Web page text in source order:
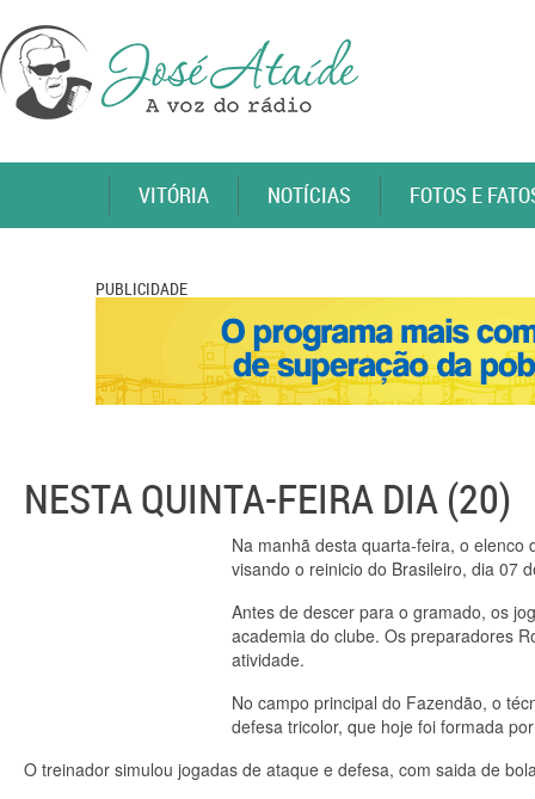
VITÓRIA NOTÍCIAS FOTOS E
PUBLICIDADE
NESTA QUINTA-FEIRA DIA (20)
Na manhã desta quarta-feira, o
visando o reinicio do Brasileiro, dia 07
Antes de descer para o gramado, os
academia do clube. Os preparadores
atividade.
No campo principal do Fazendão, o
defesa tricolor, que hoje foi formada
O treinador simulou jogadas de ataque e defesa, com saida de